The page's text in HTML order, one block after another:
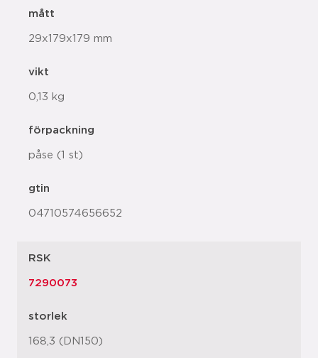
mått
29x179x179 mm
vikt
0,13 kg
förpackning
påse (1 st)
gtin
04710574656652
RSK
7290073
storlek
168,3 (DN150)